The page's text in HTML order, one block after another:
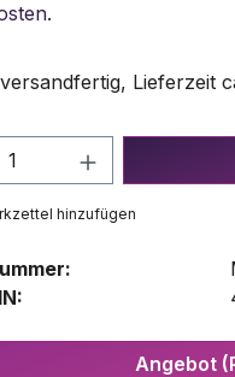
.
Lieferzeit
Anzahl: Gib
hinzufügen
Angebot